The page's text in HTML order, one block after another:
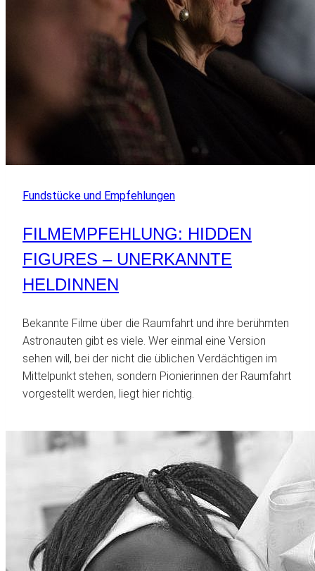
Fundstücke und Empfehlungen
FILMEMPFEHLUNG: HIDDEN
FIGURES – UNERKANNTE
HELDINNEN
Bekannte Filme über die Raumfahrt und ihre berühmten
Astronauten gibt es viele. Wer einmal eine Version
sehen will, bei der nicht die üblichen Verdächtigen im
Mittelpunkt stehen, sondern Pionierinnen der Raumfahrt
vorgestellt werden, liegt hier richtig.